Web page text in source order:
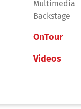
Multimedia
Backstage
OnTour
Videos